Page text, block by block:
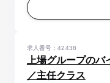
ュ、教育訓練、是正予
上場グループの
／主任クラス
求人番号：42438